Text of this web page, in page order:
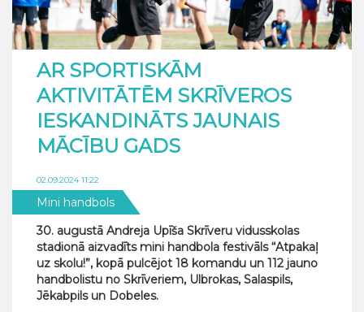
AR SPORTISKĀM
AKTIVITĀTĒM SKRĪVEROS
IESKANDINĀTS JAUNAIS
MĀCĪBU GADS
02.09.2024 11:22
Mini handbols
30. augustā Andreja Upīša Skrīveru vidusskolas
stadionā aizvadīts mini handbola festivāls “Atpakaļ
uz skolu!”, kopā pulcējot 18 komandu un 112 jauno
handbolistu no Skrīveriem, Ulbrokas, Salaspils,
Jēkabpils un Dobeles.